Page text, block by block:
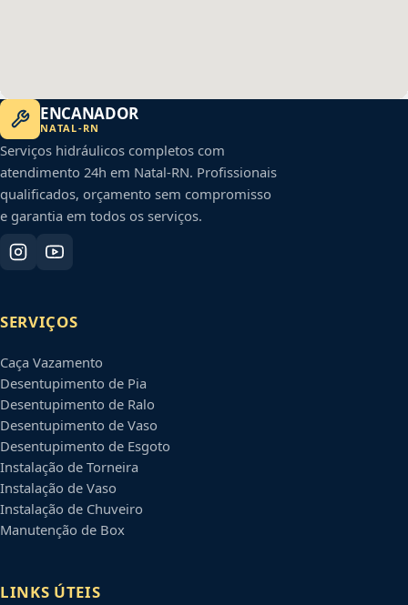
ENCANADOR
NATAL-RN
Serviços hidráulicos completos com
atendimento 24h em Natal-RN. Profissionais
qualificados, orçamento sem compromisso
e garantia em todos os serviços.
SERVIÇOS
Caça Vazamento
Desentupimento de Pia
Desentupimento de Ralo
Desentupimento de Vaso
Desentupimento de Esgoto
Instalação de Torneira
Instalação de Vaso
Instalação de Chuveiro
Manutenção de Box
LINKS ÚTEIS